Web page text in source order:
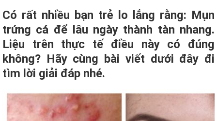
Có rất nhiều bạn trẻ lo lắng rằng: Mụn
trứng cá để lâu ngày thành tàn nhang.
Liệu trên thực tế điều này có đúng
không? Hãy cùng bài viết dưới đây đi
tìm lời giải đáp nhé.